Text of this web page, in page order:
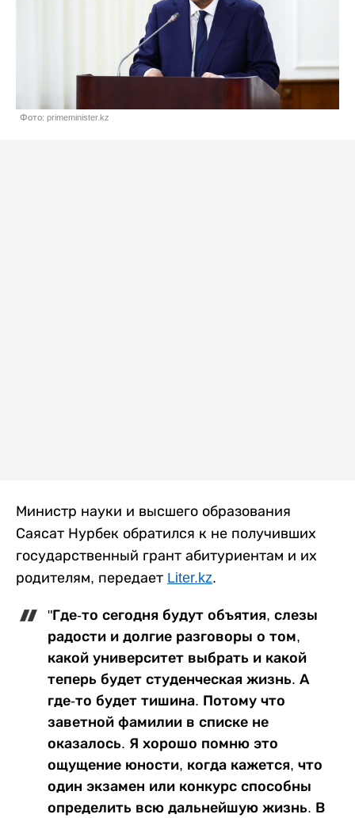
Фото: primeminister.kz
Министр науки и высшего образования
Саясат Нурбек обратился к не получивших
государственный грант абитуриентам и их
родителям, передает Liter.kz.
"Где-то сегодня будут объятия, слезы
радости и долгие разговоры о том,
какой университет выбрать и какой
теперь будет студенческая жизнь. А
где-то будет тишина. Потому что
заветной фамилии в списке не
оказалось. Я хорошо помню это
ощущение юности, когда кажется, что
один экзамен или конкурс способны
определить всю дальнейшую жизнь. В